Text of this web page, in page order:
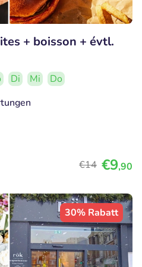
+ boisson + évtl.
Di Mi
Do
€14 €9,90
30% Rabatt